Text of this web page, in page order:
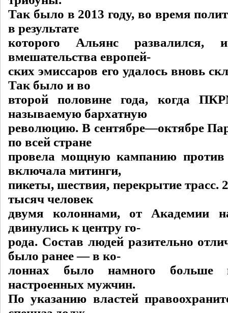
Так было в 2013 году, во время
в результате
которого Альянс развалился,
вмешательства европей-
ских эмиссаров его удалось вновь
Так было и во
второй половине года, когда
называемую бархатную
революцию. В сентябре—октябре
по всей стране
провела мощную кампанию против
включала митинги,
пикеты, шествия, перекрытие трасс.
тысяч человек
двумя колоннами, от Академии
двинулись к центру го-
рода. Состав людей разительно
было ранее — в ко-
лоннах было намного больше
настроенных мужчин.
По указанию властей